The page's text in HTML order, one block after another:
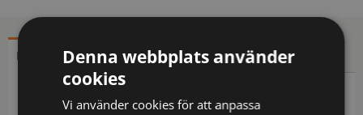
BESKRIVNING YTTERLIGARE INFORMATION
Beskrivning
Denna webbplats använder
cookies
Vi använder cookies för att anpassa